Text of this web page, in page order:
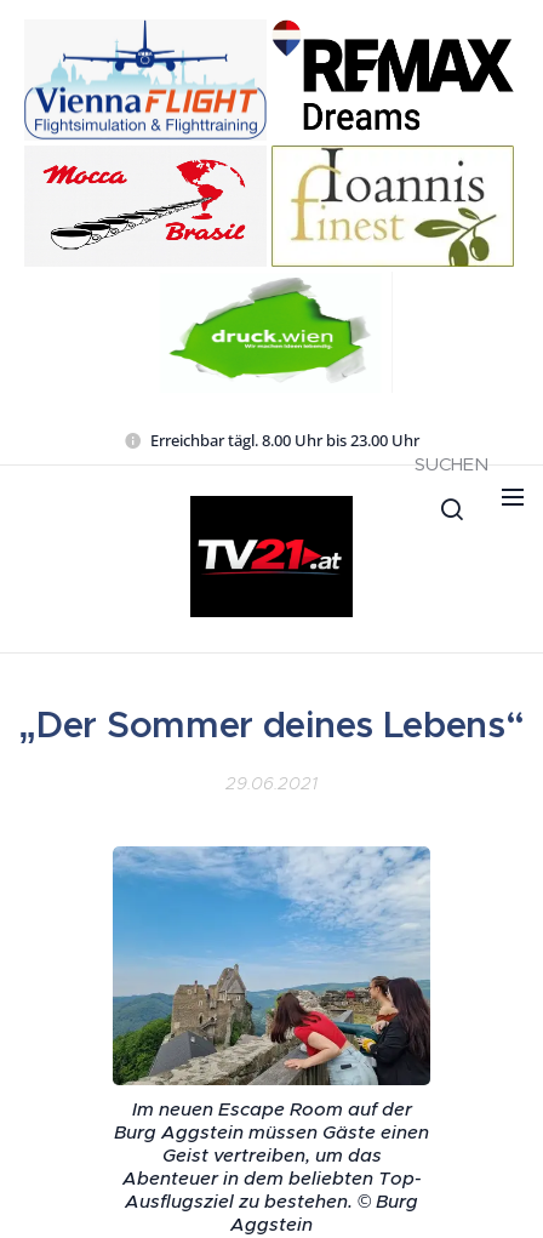
Erreichbar tägl. 8.00 Uhr bis 23.00 Uhr
SUCHEN
„Der Sommer deines Lebens“
29.06.2021
Im neuen Escape Room auf der
Burg Aggstein müssen Gäste einen
Geist vertreiben, um das
Abenteuer in dem beliebten Top-
Ausflugsziel zu bestehen. © Burg
Aggstein